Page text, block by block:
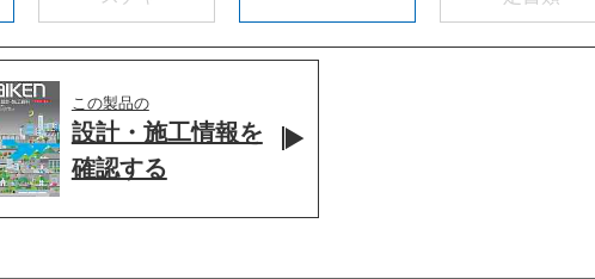
この製品の
設計・施工情報を
確認する